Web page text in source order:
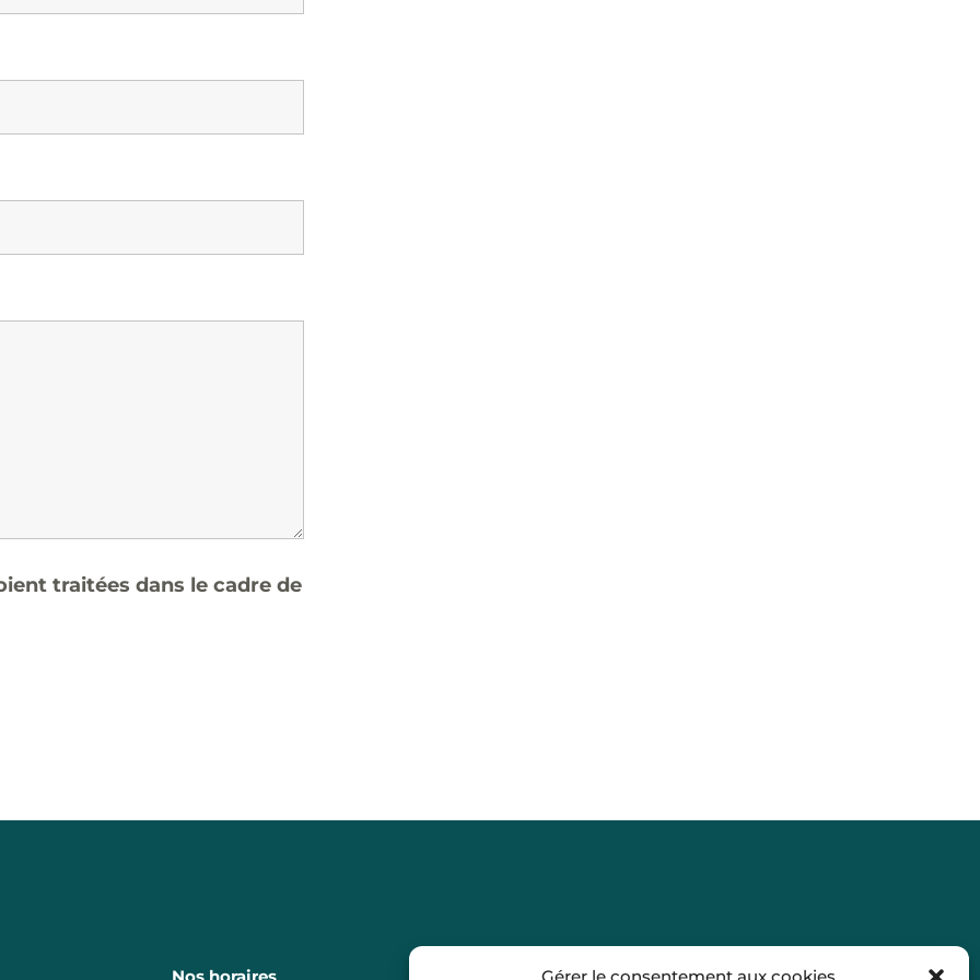
traitées dans le cadre de
Nos horaires